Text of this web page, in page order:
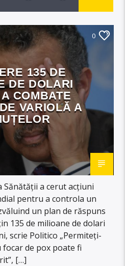
0
135 DE
DE DOLARI
COMBATE
VARIOLĂ A
a cerut acțiuni
pentru a controla un
un plan de răspuns
135 de milioane de dolari
scrie Politico „Permiteți-
focar de pox poate fi
[…]